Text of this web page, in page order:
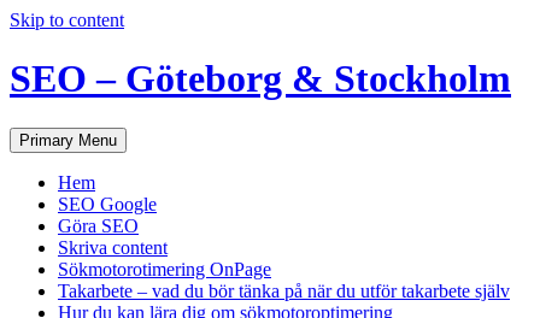
Skip to content
SEO – Göteborg & Stockholm
Primary Menu
Hem
SEO Google
Göra SEO
Skriva content
Sökmotorotimering OnPage
Takarbete – vad du bör tänka på när du utför takarbete själv
Hur du kan lära dig om sökmotoroptimering